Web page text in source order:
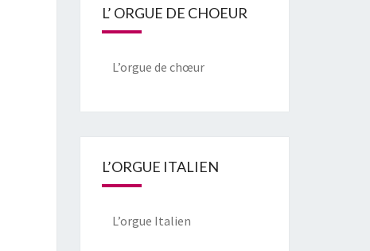
L’ ORGUE DE CHOEUR
L’orgue de chœur
L’ORGUE ITALIEN
L’orgue Italien